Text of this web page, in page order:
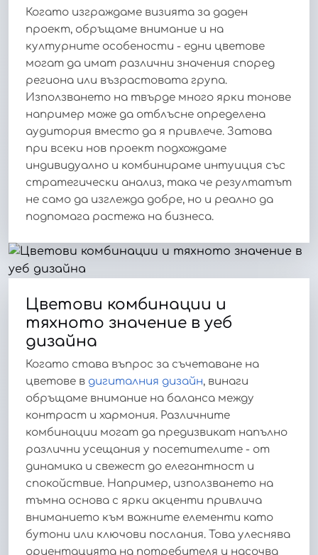
Когато изграждаме визията за даден
проект, обръщаме внимание и на
културните особености - едни цветове
могат да имат различни значения според
региона или възрастовата група.
Използването на твърде много ярки тонове
например може да отблъсне определена
аудитория вместо да я привлече. Затова
при всеки нов проект подхождаме
индивидуално и комбинираме интуиция със
стратегически анализ, така че резултатът
не само да изглежда добре, но и реално да
подпомага растежа на бизнеса.
Цветови комбинации и
тяхното значение в уеб
дизайна
Когато става въпрос за съчетаване на
цветове в дигиталния дизайн, винаги
обръщаме внимание на баланса между
контраст и хармония. Различните
комбинации могат да предизвикат напълно
различни усещания у посетителите - от
динамика и свежест до елегантност и
спокойствие. Например, използването на
тъмна основа с ярки акценти привлича
вниманието към важните елементи като
бутони или ключови послания. Това улеснява
ориентацията на потребителя и насочва